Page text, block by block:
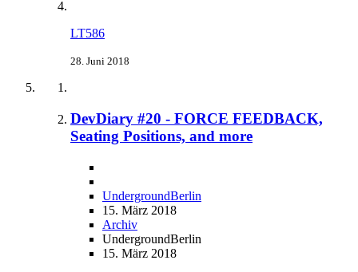
LT586
28. Juni 2018
DevDiary #20 - FORCE FEEDBACK,
Seating Positions, and more
UndergroundBerlin
15. März 2018
Archiv
UndergroundBerlin
15. März 2018